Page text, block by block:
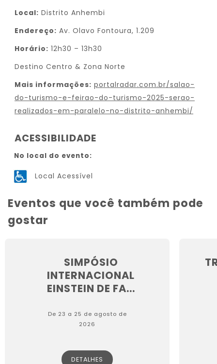
Local: Distrito Anhembi
Endereço: Av. Olavo Fontoura, 1.209
Horário: 12h30 – 13h30
Destino Centro & Zona Norte
Mais informações: portalradar.com.br/salao-
do-turismo-e-feirao-do-turismo-2025-serao-
realizados-em-paralelo-no-distrito-anhembi/
ACESSIBILIDADE
No local do evento:
Local Acessível
Eventos que você também pode
gostar
SIMPÓSIO
INTERNACIONAL
EINSTEIN DE FA...
De 23 a 25 de agosto de
2026
DETALHES